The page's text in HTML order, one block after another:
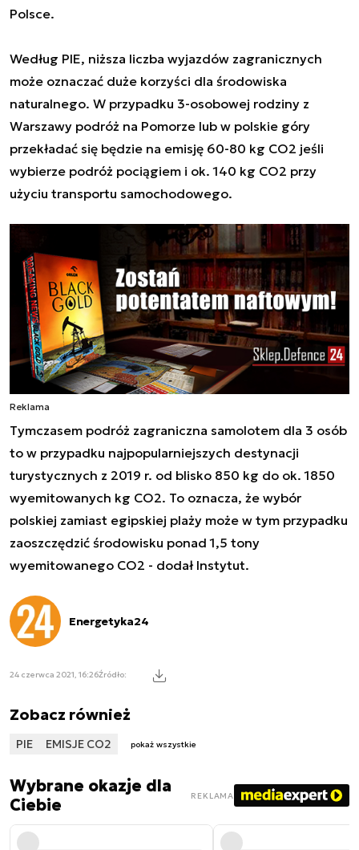
Polsce.
Według PIE, niższa liczba wyjazdów zagranicznych
może oznaczać duże korzyści dla środowiska
naturalnego. W przypadku 3-osobowej rodziny z
Warszawy podróż na Pomorze lub w polskie góry
przekładać się będzie na emisję 60-80 kg CO2 jeśli
wybierze podróż pociągiem i ok. 140 kg CO2 przy
użyciu transportu samochodowego.
Reklama
Tymczasem podróż zagraniczna samolotem dla 3 osób
to w przypadku najpopularniejszych destynacji
turystycznych z 2019 r. od blisko 850 kg do ok. 1850
wyemitowanych kg CO2. To oznacza, że wybór
polskiej zamiast egipskiej plaży może w tym przypadku
zaoszczędzić środowisku ponad 1,5 tony
wyemitowanego CO2 - dodał Instytut.
Energetyka24
24 czerwca 2021, 16:26Źródło:
Zobacz również
PIE EMISJE CO2 pokaż wszystkie
Wybrane okazje dla
Ciebie
REKLAMA